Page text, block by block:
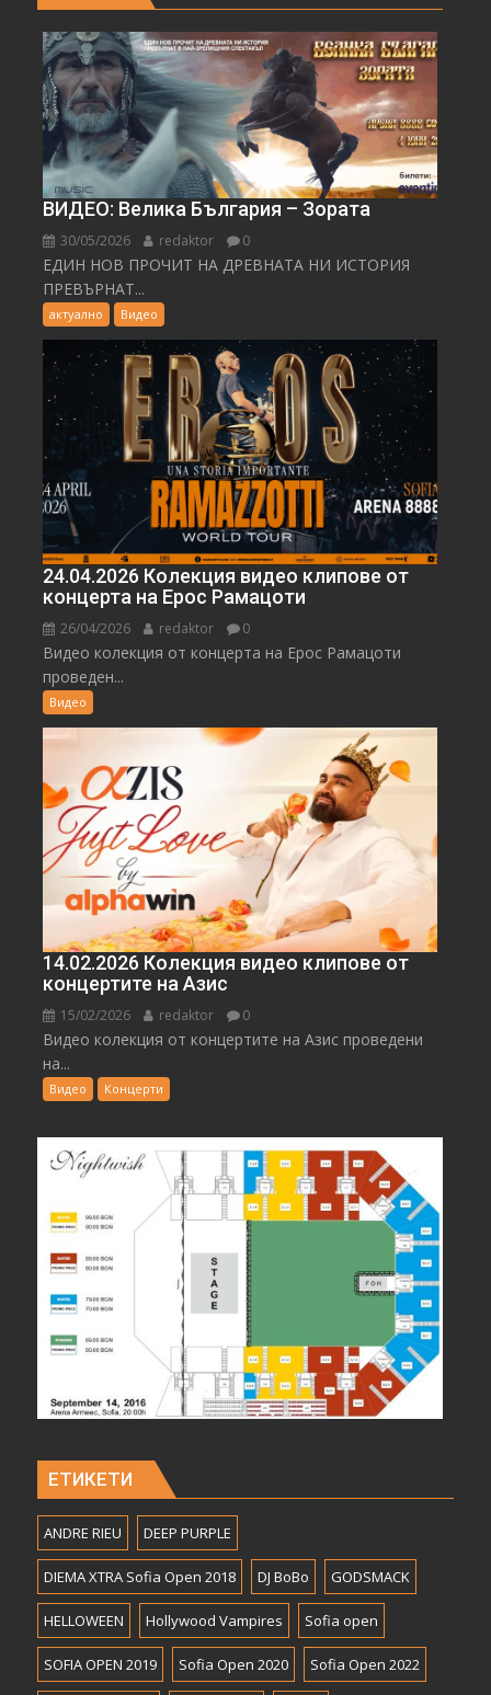
ВИДЕО: Велика България – Зората
30/05/2026 redaktor 0
ЕДИН НОВ ПРОЧИТ НА ДРЕВНАТА НИ ИСТОРИЯ
ПРЕВЪРНАТ...
актуално Видео
24.04.2026 Колекция видео клипове от
концерта на Ерос Рамацоти
26/04/2026 redaktor 0
Видео колекция от концерта на Ерос Рамацоти
проведен...
Видео
14.02.2026 Колекция видео клипове от
концертите на Азис
15/02/2026 redaktor 0
Видео колекция от концертите на Азис проведени
на...
Видео Концерти
ЕТИКЕТИ
ANDRE RIEU DEEP PURPLE
DIEMA XTRA Sofia Open 2018 DJ BoBo GODSMACK
HELLOWEEN Hollywood Vampires Sofia open
SOFIA OPEN 2019 Sofia Open 2020 Sofia Open 2022